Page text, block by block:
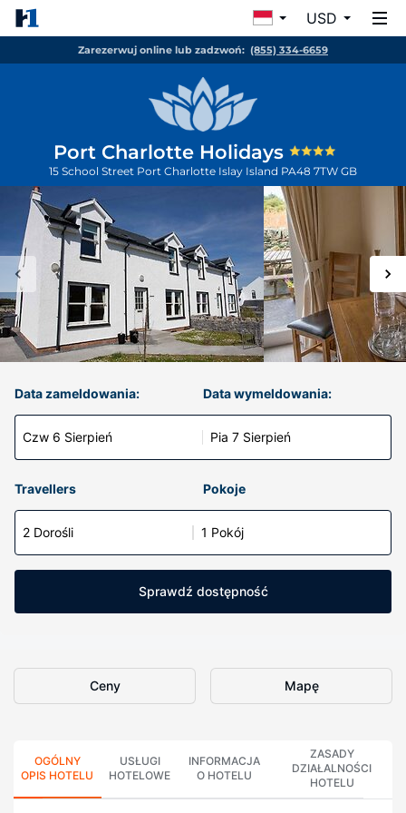
USD
Zarezerwuj online lub zadzwoń: (855) 334-6659
Port Charlotte Holidays
15 School Street Port Charlotte Islay Island PA48 7TW GB
Data zameldowania:
Czw 6 Sierpień
Data wymeldowania:
Pia 7 Sierpień
Travellers Pokoje
2 Dorośli 1 Pokój
Sprawdź dostępność
Ceny Mapę
OGÓLNY
OPIS HOTELU
USŁUGI
HOTELOWE
INFORMACJA
O HOTELU
ZASADY
DZIAŁALNOŚCI
HOTELU